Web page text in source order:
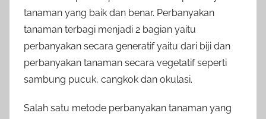
tanaman yang baik dan benar. Perbanyakan
tanaman terbagi menjadi 2 bagian yaitu
perbanyakan secara generatif yaitu dari biji dan
perbanyakan tanaman secara vegetatif seperti
sambung pucuk, cangkok dan okulasi.
Salah satu metode perbanyakan tanaman yang